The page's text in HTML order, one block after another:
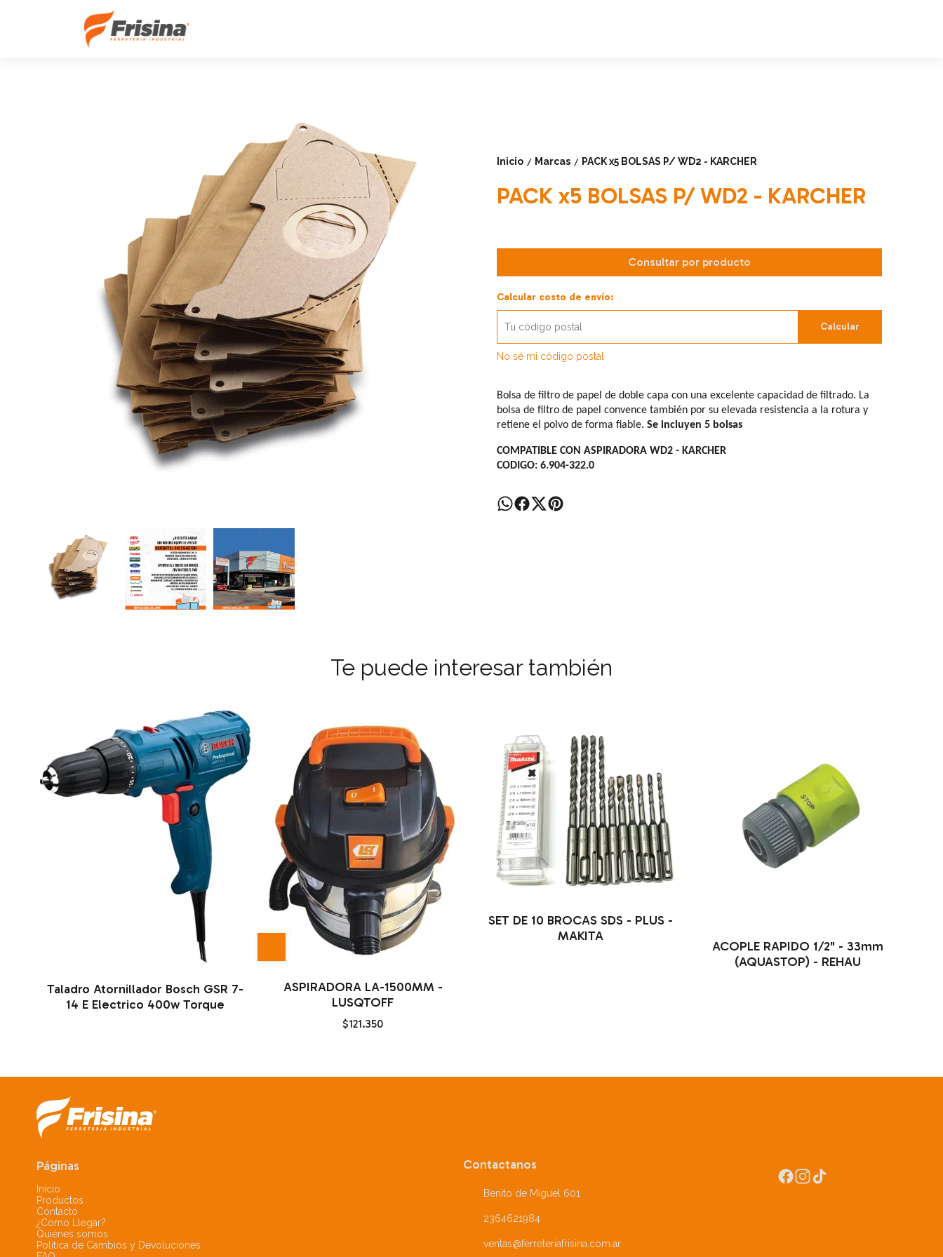
Inicio / Marcas / PACK x5 BOLSAS P/ WD2 - KARCHER
PACK x5 BOLSAS P/ WD2 - KARCHER
Consultar por producto
Calcular costo de envío:
Calcular
No sé mi código postal
Bolsa de filtro de papel de doble capa con una excelente capacidad de filtrado. La
bolsa de filtro de papel convence también por su elevada resistencia a la rotura y
retiene el polvo de forma fiable. Se incluyen 5 bolsas
COMPATIBLE CON ASPIRADORA WD2 - KARCHER
CODIGO: 6.904-322.0
Te puede interesar también
Taladro Atornillador Bosch GSR 7-
14 E Electrico 400w Torque
ASPIRADORA LA-1500MM -
LUSQTOFF
$121.350
SET DE 10 BROCAS SDS - PLUS -
MAKITA
ACOPLE RAPIDO 1/2" - 33mm
(AQUASTOP) - REHAU
Páginas
Inicio
Productos
Contacto
¿Como Llegar?
Quiénes somos
Política de Cambios y Devoluciones
Contactanos
Benito de Miguel 601
2364621984
ventas@ferreteriafrisina.com.ar